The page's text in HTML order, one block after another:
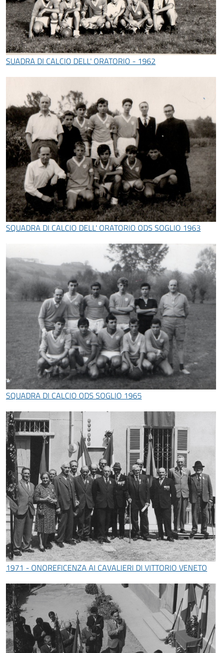
SUADRA DI CALCIO DELL' ORATORIO - 1962
SQUADRA DI CALCIO DELL' ORATORIO ODS SOGLIO 1963
SQUADRA DI CALCIO ODS SOGLIO 1965
1971 - ONOREFICENZA AI CAVALIERI DI VITTORIO VENETO